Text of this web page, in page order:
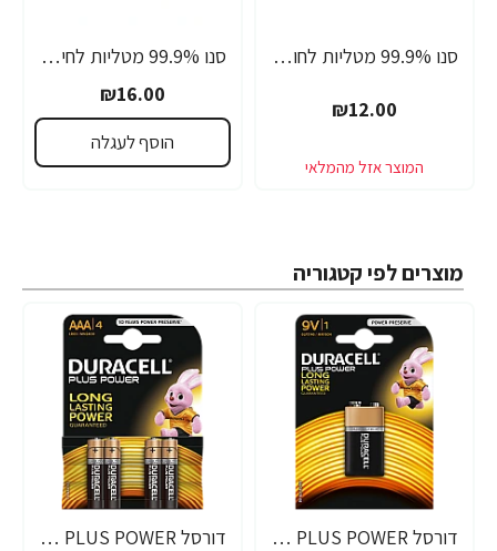
סנו 99.9% מטליות לחות אישיות לחיטוי משטחים ואביזרים - 20 מגבונים
₪12.00
סנו 99.9% מטליות לחיטוי ולניקוי רצפות - 10 יחידות
₪16.00
הוסף לעגלה
מוצרים לפי קטגוריה
דורסל PLUS POWER סוללות 9V אריזת 1 יחידות - מבית Duracell
דורסל PLUS POWER סוללות AAA אריזת 4 יחידות - מבית Duracell